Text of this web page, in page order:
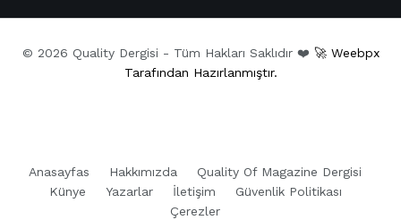
© 2026 Quality Dergisi - Tüm Hakları Saklıdır ❤️ 🚀 Weebpx
Tarafından Hazırlanmıştır.
Anasayfas Hakkımızda
Quality Of Magazine Dergisi
Künye
Yazarlar İletişim
Güvenlik Politikası
Çerezler